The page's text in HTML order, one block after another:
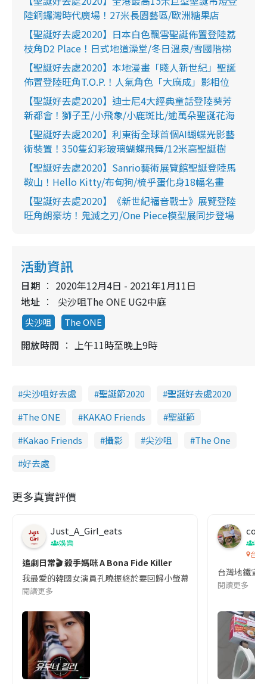
陸銅鑼灣時代廣場！27米長園藝區/歐洲糖果店
【聖誕好去處2020】日本白色飄雪聖誕佈置登陸荔
枝角D2 Place！日式地道澡堂/冬日溫泉/雪國階梯
【聖誕好去處2020】本地漫畫「賤人新世紀」聖誕
佈置登陸旺角T.O.P.！人氣角色「大麻成」影相位
【聖誕好去處2020】迪士尼4大經典童話登陸葵芳
新都會！獅子王/小飛象/小鹿斑比/逾萬朵聖誕花海
【聖誕好去處2020】利東街全球首個AI蝴蝶光影藝
術裝置！350隻幻彩玻璃蝴蝶飛舞/12米高聖誕樹
【聖誕好去處2020】Sanrio藝術展覽館聖誕登陸馬
鞍山！Hello Kitty/布甸狗/梳乎蛋化身18幅名畫
【聖誕好去處2020】《新世紀福音戰士》展覽登陸
旺角朗豪坊！鬼滅之刃/One Piece模型展同步登場
活動資訊
日期
2020年12月4日 - 2021年1月11日
地址
尖沙咀The ONE UG2中庭
尖沙咀 The ONE
開放時間 上午11時至晚上9時
尖沙咀好去處 聖誕節2020
聖誕好去處2020
The ONE
KAKAO Friends
聖誕節
Kakao Friends
攝影 尖沙咀
The One
好去處
更多真實評價
Just_A_Girl_eats
娛樂
追劇日常🎬 殺手媽咪 A Bona Fide Killer
我最愛的韓國女演員孔曉振終於要回歸小螢幕啦!這次的劇本改編
閱讀更多
co
吹
台灣
台灣地鐵宣
閱讀更多